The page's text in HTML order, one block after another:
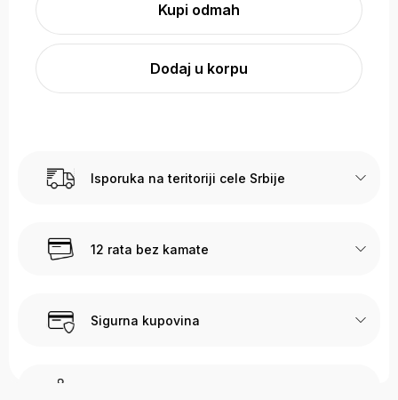
Kupi odmah
Dodaj u korpu
Isporuka na teritoriji cele Srbije
12 rata bez kamate
Sigurna kupovina